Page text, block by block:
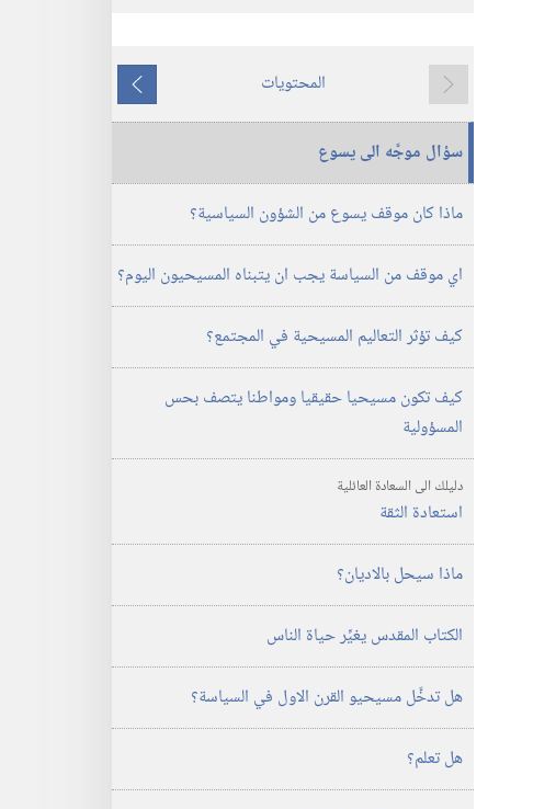
المراقبة
‏‎أيار/
ما
يسبق
المحتويات
ما
يلي
سؤال موجَّه الى يسوع
ماذا كان موقف يسوع من الشؤون السياسية؟‏
اي موقف من السياسة يجب ان يتبناه المسيحيون اليوم؟‏
كيف تؤثر التعاليم المسيحية في المجتمع؟‏
كيف تكون مسيحيا حقيقيا ومواطنا يتصف بحس
المسؤولية
دليلك الى السعادة العائلية
استعادة الثقة
ماذا سيحل بالاديان؟‏
الكتاب المقدس يغيِّر حياة الناس
هل تدخَّل مسيحيو القرن الاول في السياسة؟‏
هل تعلم؟‏